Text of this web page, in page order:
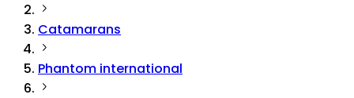
Catamarans
Phantom international